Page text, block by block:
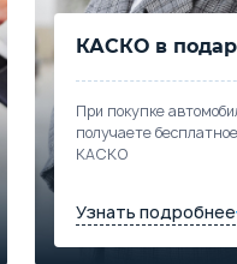
КАСКО в
При покупке
получаете бесплатное
КАСКО
Узнать подробнее